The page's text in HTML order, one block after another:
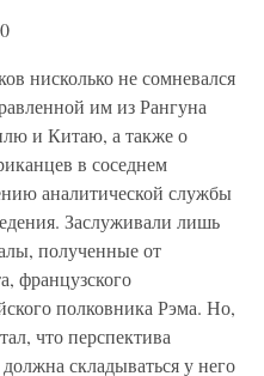
нисколько не сомневался
им из Рангуна
и Китаю, а также о
в соседнем
аналитической службы
Заслуживали лишь
полученные от
французского
полковника Рэма. Но,
что перспектива
складываться у него